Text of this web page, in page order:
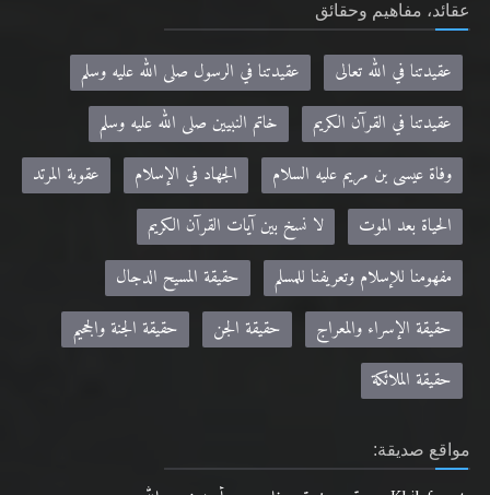
عقائد، مفاهيم وحقائق
عقيدتنا في الله تعالى
عقيدتنا في الرسول صلى الله عليه وسلم
عقيدتنا في القرآن الكريم
خاتم النبيين صلى الله عليه وسلم
وفاة عيسى بن مريم عليه السلام
الجهاد في الإسلام
عقوبة المرتد
الحياة بعد الموت
لا نسخ بين آيات القرآن الكريم
مفهومنا للإسلام وتعريفنا للمسلم
حقيقة المسيح الدجال
حقيقة الإسراء والمعراج
حقيقة الجن
حقيقة الجنة والجحيم
حقيقة الملائكة
مواقع صديقة: